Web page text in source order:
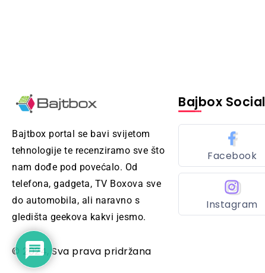
Bajtbox portal se bavi svijetom
tehnologije te recenziramo sve što
nam dođe pod povećalo. Od
telefona, gadgeta, TV Boxova sve
do automobila, ali naravno s
gledišta geekova kakvi jesmo.
© 2024, Sva prava pridržana
Bajbox Social
Facebook
Instagram